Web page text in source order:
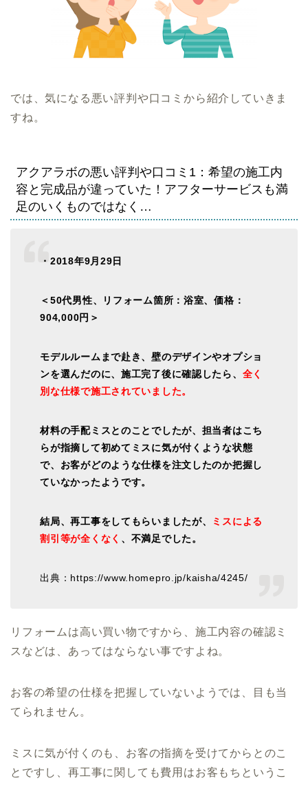
では、気になる悪い評判や口コミから紹介していきま
すね。
アクアラボの悪い評判や口コミ1：希望の施工内
容と完成品が違っていた！アフターサービスも満
足のいくものではなく…
・2018年9月29日
＜50代男性、リフォーム箇所：浴室、価格：
904,000円＞
モデルルームまで赴き、壁のデザインやオプショ
ンを選んだのに、施工完了後に確認したら、 全く
別な仕様で施工されていました。
材料の手配ミスとのことでしたが、担当者はこち
らが指摘して初めてミスに気が付くような状態
で、お客がどのような仕様を注文したのか把握し
ていなかったようです。
結局、再工事をしてもらいましたが、
ミスによる
割引等が全くなく 、不満足でした。
出典：https://www.homepro.jp/kaisha/4245/
リフォームは高い買い物ですから、施工内容の確認ミ
スなどは、あってはならない事ですよね。
お客の希望の仕様を把握していないようでは、目も当
てられません。
ミスに気が付くのも、お客の指摘を受けてからとのこ
とですし、再工事に関しても費用はお客もちというこ